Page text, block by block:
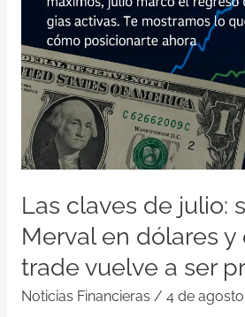
Las claves de julio:
Merval en dólares y
trade vuelve a ser
Noticias Financieras / 4 de
dólares
el
carry
trade
vuelve
a
ser
protagonista